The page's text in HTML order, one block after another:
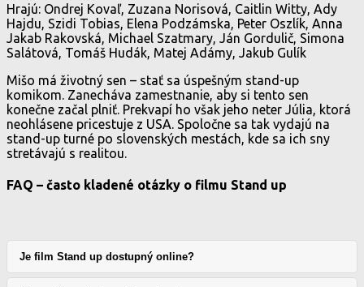
Hrajú: Ondrej Kovaľ, Zuzana Norisová, Caitlin Witty, Ady
Hajdu, Szidi Tobias, Elena Podzámska, Peter Oszlík, Anna
Jakab Rakovská, Michael Szatmary, Ján Gordulič, Simona
Salátová, Tomáš Hudák, Matej Adámy, Jakub Gulík
Mišo má životný sen – stať sa úspešným stand-up
komikom. Zanecháva zamestnanie, aby si tento sen
konečne začal plniť. Prekvapí ho však jeho neter Júlia, ktorá
neohlásene pricestuje z USA. Spoločne sa tak vydajú na
stand-up turné po slovenských mestách, kde sa ich sny
stretávajú s realitou.
FAQ – často kladené otázky o filmu Stand up
Je film Stand up dostupný online?